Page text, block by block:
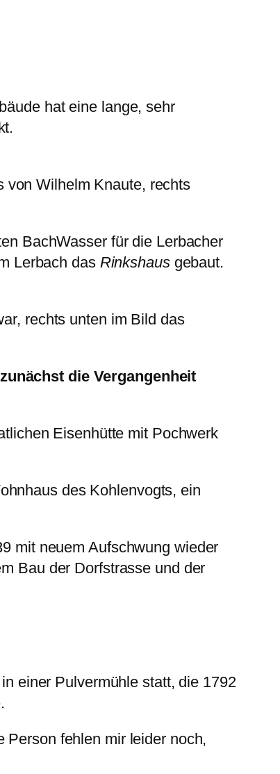
hat eine lange, sehr
von Wilhelm Knaute, rechts
BachWasser für die Lerbacher
Lerbach das Rinkshausgebaut.
rechts unten im Bild das
die Vergangenheit
Eisenhütte mit Pochwerk
des Kohlenvogts, ein
mit neuem Aufschwung wieder
Bau der Dorfstrasse und der
einer Pulvermühle statt, die 1792
Person fehlen mir leider noch,